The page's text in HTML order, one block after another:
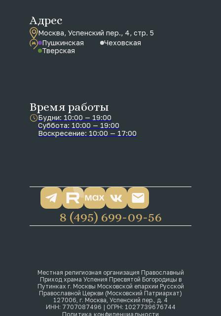
Местная религиозная организация Православный
Приход храма Успения Пресвятой Богородицы в
Путинках г. Москвы Московской епархии Русской
Православной Церкви (Московский Патриархат)
127006, г. Москва, Успенский пер., д. 4
ИНН: 7707087496 | ОГРН: 1027739676744
Политика конфиденциальности
8 (495) 699-09-56
Адрес
Москва, Успенский пер., 4, стр. 5
Пушкинская
Чеховская
Тверская
Время работы
Будни: 10:00 — 19:00
Суббота: 10:00 — 19:00
Воскресение: 10:00 — 17:00